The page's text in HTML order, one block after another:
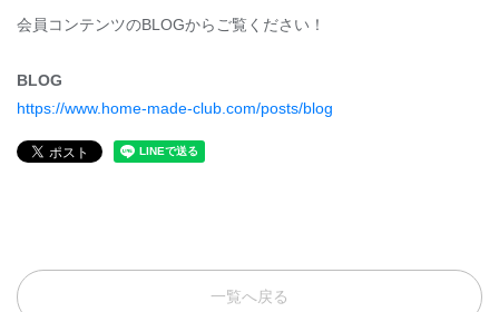
会員コンテンツのBLOGからご覧ください！
BLOG
https://www.home-made-club.com/posts/blog
一覧へ戻る